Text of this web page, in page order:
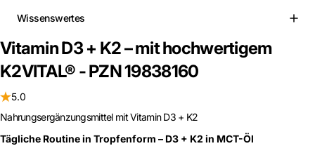
Wissenswertes
VitaminD3 + K2–mithochwertigem
K2VITAL® -PZN19838160
5.0
Nahrungsergänzungsmittel mit Vitamin D3 + K2
Tägliche Routine in Tropfenform – D3 + K2 in MCT-Öl